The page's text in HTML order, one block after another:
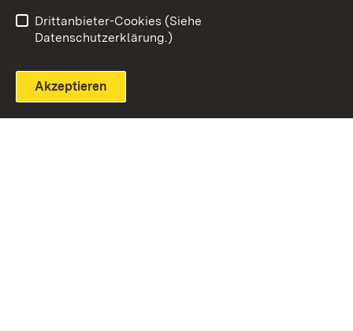
Drittanbieter-Cookies (Siehe
Datenschutzerklärung.)
Akzeptieren